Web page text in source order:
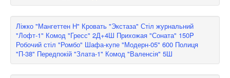
Ліжко "Мангеттен Н" Кровать "Экстаза" Стіл журнальний
"Лофт-1" Комод "Гресс" 2Д+4Ш Прихожая "Соната" 150P
Робочий стіл "Ромбо" Шафа-купе "Модерн-05" 600 Полиця
"П-38" Передпокій "Злата-1" Комод "Валенсія" 5Ш